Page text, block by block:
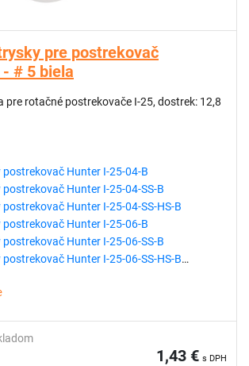
pre postrekovač
# 5 biela
pre rotačné postrekovače I-25, dostrek: 12,8
Hunter I-25-04-B
Hunter I-25-04-SS-B
Hunter I-25-04-SS-HS-B
Hunter I-25-06-B
Hunter I-25-06-SS-B
Hunter I-25-06-SS-HS-B
1,43 € s DPH